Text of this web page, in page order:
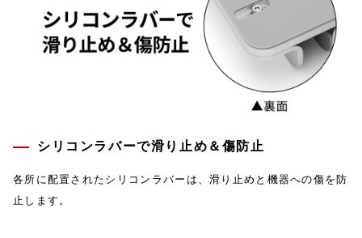
シリコンラバーで滑り止め＆傷防止
各所に配置されたシリコンラバーは、滑り止めと機器への傷を防
止します。